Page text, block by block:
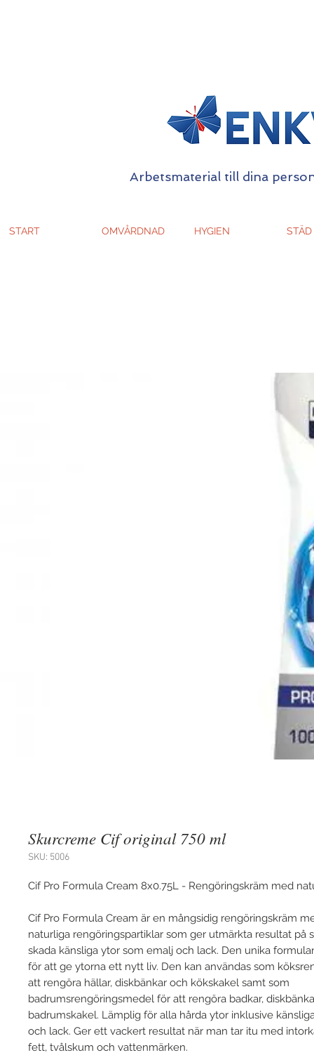
Arbetsmaterial till dina
START OMVÅRDNAD HYGIEN STÄD
Skurcreme Cif original 750 ml
SKU: 5006
Cif Pro Formula Cream 8x0.75L - Rengöringskräm med
Cif Pro Formula Cream är en mångsidig rengöringskräm
naturliga rengöringspartiklar som ger utmärkta resultat på
skada känsliga ytor som emalj och lack. Den unika
för att ge ytorna ett nytt liv. Den kan användas som
att rengöra hällar, diskbänkar och kökskakel samt som
badrumsrengöringsmedel för att rengöra badkar,
badrumskakel. Lämplig för alla hårda ytor inklusive
och lack. Ger ett vackert resultat när man tar itu med
fett, tvålskum och vattenmärken.